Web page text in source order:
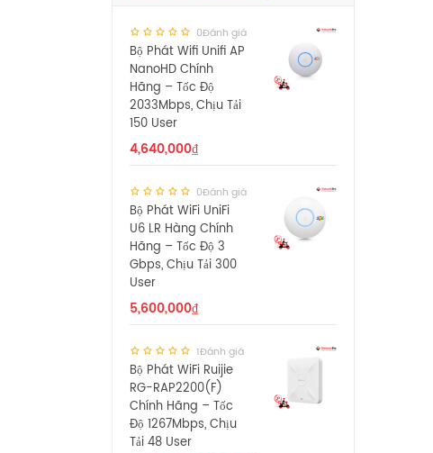
0Đánh giá
Bộ Phát Wifi Unifi AP
NanoHD Chính
Hãng – Tốc Độ
2033Mbps, Chịu Tải
150 User
4,640,000₫
0Đánh giá
Bộ Phát WiFi UniFi
U6 LR Hàng Chính
Hãng – Tốc Độ 3
Gbps, Chịu Tải 300
User
5,600,000₫
1Đánh giá
Bộ Phát WiFi Ruijie
RG-RAP2200(F)
Chính Hãng – Tốc
Độ 1267Mbps, Chịu
Tải 48 User